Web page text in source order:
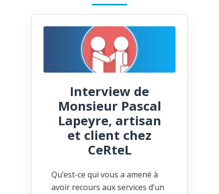
Interview de
Monsieur Pascal
Lapeyre, artisan
et client chez
CeRteL
Qu’est-ce qui vous a amené à
avoir recours aux services d’un